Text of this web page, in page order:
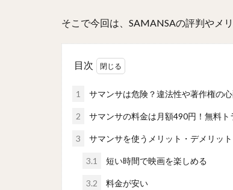
そこで今回は、SAMANSAの評判やメ
目次
1 サマンサは危険？違法性や著作権の
2 サマンサの料金は月額490円！無料
3 サマンサを使うメリット・デメリッ
3.1 短い時間で映画を楽しめる
3.2 料金が安い